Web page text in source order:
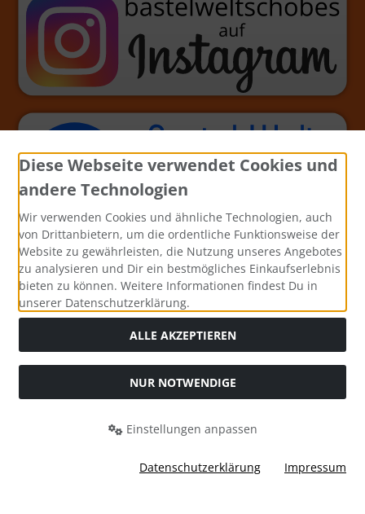
Alle Preise inkl. gesetzl. MwSt. zzgl.Versandkosten. Die
bei Bastel-Welt Schobes.
Diese Webseite verwendet Cookies und
andere Technologien
Wir verwenden Cookies und ähnliche Technologien, auch
von Drittanbietern, um die ordentliche Funktionsweise der
Website zu gewährleisten, die Nutzung unseres Angebotes
zu analysieren und Dir ein bestmögliches Einkaufserlebnis
bieten zu können. Weitere Informationen findest Du in
unserer Datenschutzerklärung.
ALLE AKZEPTIEREN
NUR NOTWENDIGE
Einstellungen anpassen
Datenschutzerklärung Impressum